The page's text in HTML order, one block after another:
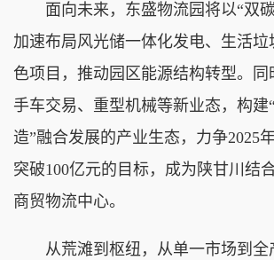
面向未来，东盛物流园将以“双碳
加速布局风光储一体化发电、生活
色项目，推动园区能源结构转型。同
手车交易、重型机械等新业态，构建
造”融合发展的产业生态，力争2025
突破100亿元的目标，成为陕甘川结
商贸物流中心。
从荒滩到枢纽，从单一市场到全